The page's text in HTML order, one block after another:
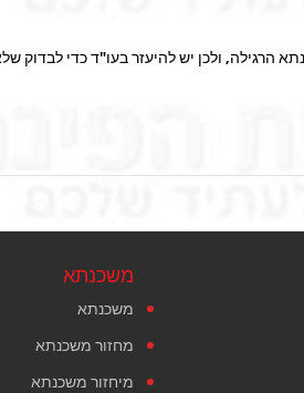
הרגילה, ולכן יש להיעזר בעו"ד כדי
משכנתא
משכנתא
מחזור משכנתא
מיחזור משכנתא